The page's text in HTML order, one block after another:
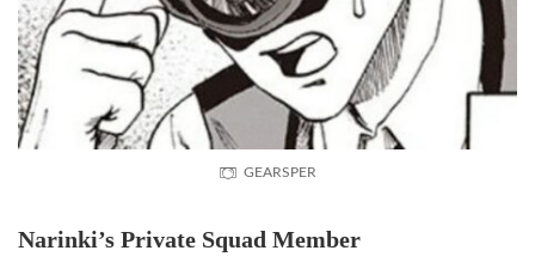
GEARSPER
Narinki’s Private Squad Member